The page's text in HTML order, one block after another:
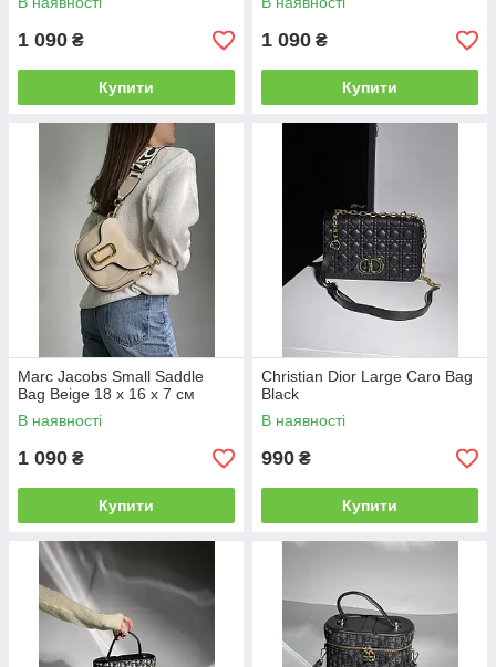
1 090 ₴
Купити
1 090 ₴
Купити
Marc Jacobs Small Saddle
Bag Beige 18 х 16 х 7 см
В наявності
1 090 ₴
Купити
Christian Dior Large Caro Bag
Black
В наявності
990 ₴
Купити